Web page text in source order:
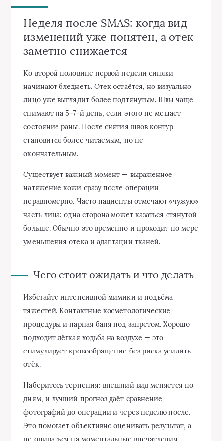
Неделя после SMAS: когда вид
изменений уже понятен, а отек
заметно снижается
Ко второй половине первой недели синяки
начинают бледнеть. Отек остаётся, но визуально
лицо уже выглядит более подтянутым. Швы чаще
снимают на 5–7-й день, если этого не мешает
состояние раны. После снятия швов контур
становится более читаемым, но не
окончательным.
Существует важный момент — выраженное
натяжение кожи сразу после операции
неравномерно. Часто пациенты отмечают «чужую»
часть лица: одна сторона может казаться стянутой
больше. Обычно это временно и проходит по мере
уменьшения отека и адаптации тканей.
Чего стоит ожидать и что делать
Избегайте интенсивной мимики и подъёма
тяжестей. Контактные косметологические
процедуры и парная баня под запретом. Хорошо
подходит лёгкая ходьба на воздухе — это
стимулирует кровообращение без риска усилить
отёк.
Наберитесь терпения: внешний вид меняется по
дням, и лучший прогноз даёт сравнение
фотографий до операции и через неделю после.
Это помогает объективно оценивать результат, а
не опираться на моментальные впечатления.